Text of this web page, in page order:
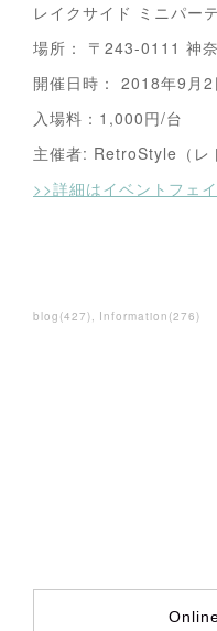
レイクサイド ミニパー
場所： 〒243-0111 神
開催日時： 2018年9月
入場料：1,000円/台
主催者: RetroStyle（レ
>>詳細はイベントフェ
blog (427) Information (276)